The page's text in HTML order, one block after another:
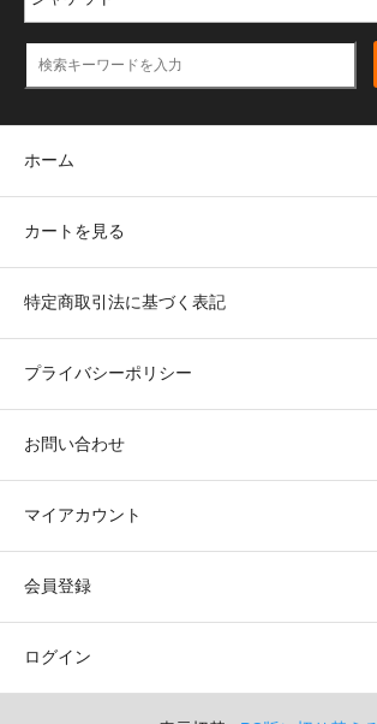
ホーム
カートを見る
特定商取引法に基づく表記
プライバシーポリシー
お問い合わせ
マイアカウント
会員登録
ログイン